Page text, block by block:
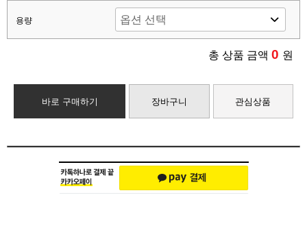
용량
총 상품 금액 0 원
바로 구매하기 장바구니 관심상품